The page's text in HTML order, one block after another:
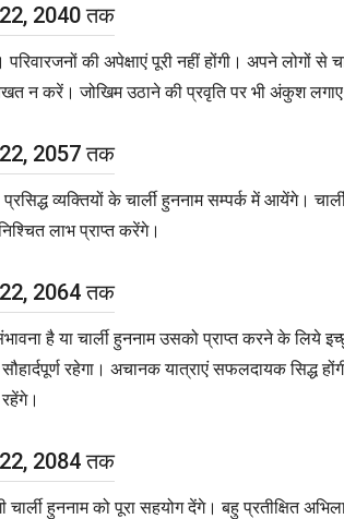
2040 तक
की अपेक्षाएं पूरी नहीं होंगी। अपने लोगों से
न करें। जोखिम उठाने की प्रवृति पर भी अंकुश
2057 तक
व्यक्तियों के चार्ली हुननाम सम्पर्क में आयेंगे।
लाभ प्राप्त करेंगे।
2064 तक
है या चार्ली हुननाम उसको प्राप्त करने के लिये
रहेगा। अचानक यात्राएं सफलदायक सिद्ध
2084 तक
हुननाम को पूरा सहयोग देंगे। बहु प्रतीक्षित